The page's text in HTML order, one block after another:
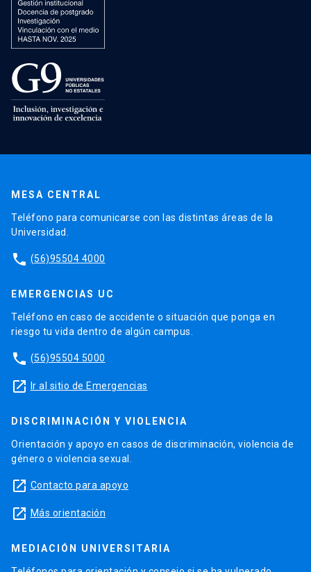
MESA CENTRAL
Teléfono para comunicarse con las distintas áreas de la
Universidad.
phone (56)95504 4000
EMERGENCIAS UC
Teléfono en caso de accidente o situación que ponga en
riesgo tu vida dentro de algún campus.
phone (56)95504 5000
launch Ir al sitio de Emergencias
DISCRIMINACIÓN Y VIOLENCIA
Orientación y apoyo en casos de discriminación, violencia de
género o violencia sexual.
launch Contacto para apoyo
launch Más orientación
MEDIACIÓN UNIVERSITARIA